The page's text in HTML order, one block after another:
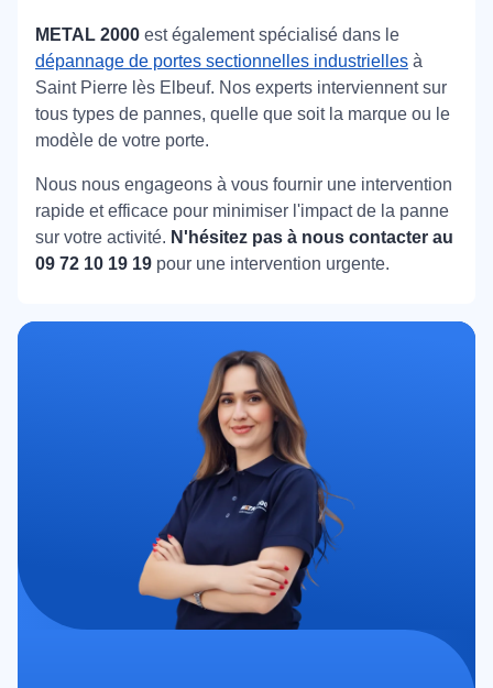
METAL 2000 est également spécialisé dans le
dépannage de portes sectionnelles industrielles à
Saint Pierre lès Elbeuf. Nos experts interviennent sur
tous types de pannes, quelle que soit la marque ou le
modèle de votre porte.
Nous nous engageons à vous fournir une intervention
rapide et efficace pour minimiser l'impact de la panne
sur votre activité. N'hésitez pas à nous contacter au
09 72 10 19 19 pour une intervention urgente.